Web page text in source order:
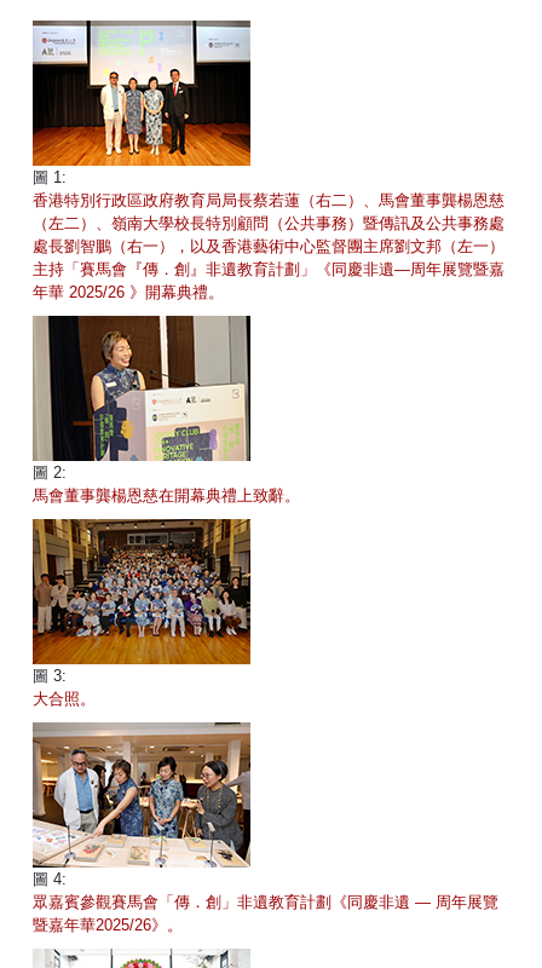
圖 1:
香港特別行政區政府教育局局長蔡若蓮（右二）、馬會董事龔楊恩慈
（左二）、嶺南大學校長特別顧問（公共事務）暨傳訊及公共事務處
處長劉智鵬（右一），以及香港藝術中心監督團主席劉文邦（左一）
主持「賽馬會『傳．創』非遺教育計劃」《同慶非遺—周年展覽暨嘉
年華 2025/26 》開幕典禮。
圖 2:
馬會董事龔楊恩慈在開幕典禮上致辭。
圖 3:
大合照。
圖 4:
眾嘉賓參觀賽馬會「傳．創」非遺教育計劃《同慶非遺 — 周年展覽
暨嘉年華2025/26》。